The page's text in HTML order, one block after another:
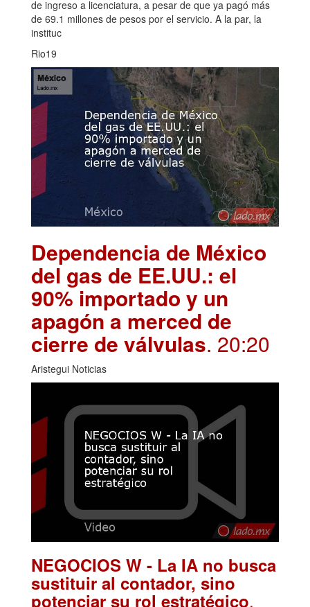
de ingreso a licenciatura, a pesar de que ya pagó más
de 69.1 millones de pesos por el servicio. A la par, la
instituc
Rio19
Dependencia de México
del gas de EE.UU.: el
90% importado y un
apagón a merced de
cierre de válvulas. 20:20
Aristegui Noticias
NEGOCIOS W - La IA no busca
sustituir al contador, sino
potenciar su rol estratégico.